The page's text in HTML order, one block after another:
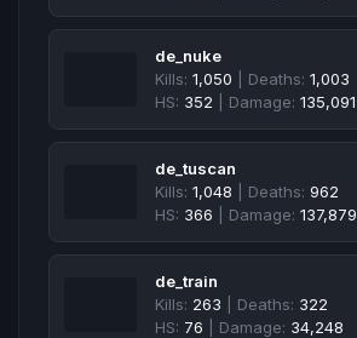
de_nuke
Kills: 1,050 | Deaths: 1,003
HS: 352 | Damage: 135,091
de_tuscan
Kills: 1,048 | Deaths: 962
HS: 366 | Damage: 137,879
de_train
Kills: 263 | Deaths: 322
HS: 76 | Damage: 34,248